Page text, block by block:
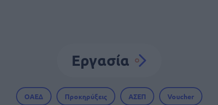
Εργασία
ΟΑΕΔ Προκηρύξεις ΑΣΕΠ Voucher